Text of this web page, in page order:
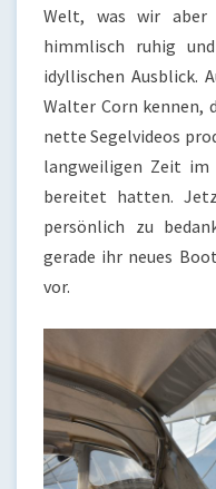
Welt, was wir aber
himmlisch ruhig
idyllischen Ausblick.
Walter Corn kennen,
nette Segelvideos
langweiligen Zeit im
bereitet hatten.
persönlich zu
gerade ihr neues Boot
vor.